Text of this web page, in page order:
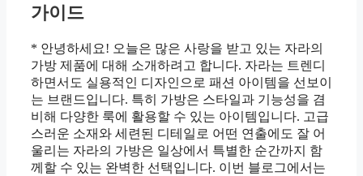
가이드
* 안녕하세요! 오늘은 많은 사랑을 받고 있는 자라의
가방 제품에 대해 소개하려고 합니다. 자라는 트렌디
하면서도 실용적인 디자인으로 패션 아이템을 선보이
는 브랜드입니다. 특히 가방은 스타일과 기능성을 겸
비해 다양한 룩에 활용할 수 있는 아이템입니다. 고급
스러운 소재와 세련된 디테일로 어떤 연출에도 잘 어
울리는 자라의 가방은 일상에서 특별한 순간까지 함
께할 수 있는 완벽한 선택입니다. 이번 블로그에서는